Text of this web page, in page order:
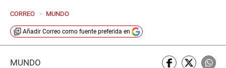
CORREO > MUNDO
Añadir Correo como fuente preferida en
MUNDO